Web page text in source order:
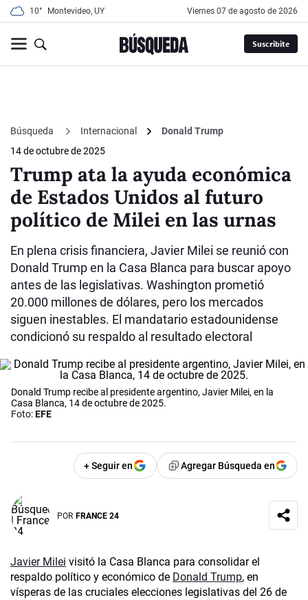
10° Montevideo, UY viernes 07 de agosto de 2026
Suscribite
Búsqueda Internacional
Donald Trump
14 de octubre de 2025
Trump ata la ayuda económica
de Estados Unidos al futuro
político de Milei en las urnas
En plena crisis financiera, Javier Milei se reunió con
Donald Trump en la Casa Blanca para buscar apoyo
antes de las legislativas. Washington prometió
20.000 millones de dólares, pero los mercados
siguen inestables. El mandatario estadounidense
condicionó su respaldo al resultado electoral
Donald Trump recibe al presidente argentino, Javier Milei, en la
Casa Blanca, 14 de octubre de 2025.
Foto:EFE
+ Seguir en Agregar Búsqueda en
POR FRANCE 24
Javier Milei visitó la Casa Blanca para consolidar el
respaldo político y económico de Donald Trump, en
vísperas de las cruciales elecciones legislativas del 26 de